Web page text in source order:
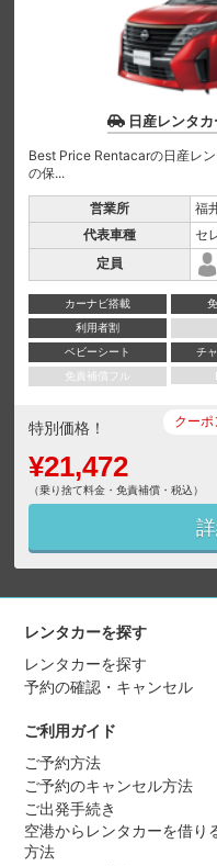
日産レンタカ
Best Price Rentacarの日産レ
の保...
営業所
福
代表車種
セ
定員
カーナビ搭載
利用者割
ベビーシート
チ
免責補償フル
特別価格！
¥21,472
（乗り捨て料金・免責補償・税込）
クー
レンタカーを探す
レンタカーを探す
予約の確認・キャンセル
ご利用ガイド
ご予約方法
ご予約のキャンセル方法
ご出発手続き
空港からレンタカーを借り
方法